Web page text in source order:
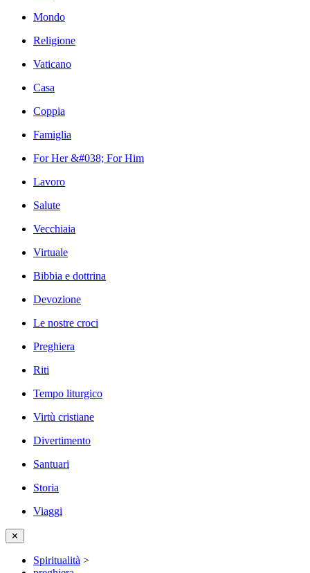
Mondo
Religione
Vaticano
Casa
Coppia
Famiglia
For Her &#038; For Him
Lavoro
Salute
Vecchiaia
Virtuale
Bibbia e dottrina
Devozione
Le nostre croci
Preghiera
Riti
Tempo liturgico
Virtù cristiane
Divertimento
Santuari
Storia
Viaggi
✕
Spiritualità >